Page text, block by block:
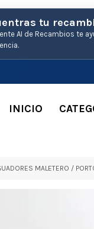
tu
AI de Recambios te
INICIO
MALETERO /